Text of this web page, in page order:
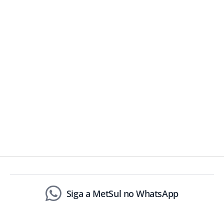
Siga a MetSul no WhatsApp